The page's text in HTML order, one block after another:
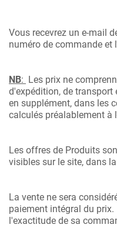
Vous recevrez un e-mail
numéro de commande et
NB: Les prix ne
d'expédition, de
en supplément, dans les
calculés préalablement à
Les offres de Produits
visibles sur le site, dans
La vente ne sera
paiement intégral du
l'exactitude de sa